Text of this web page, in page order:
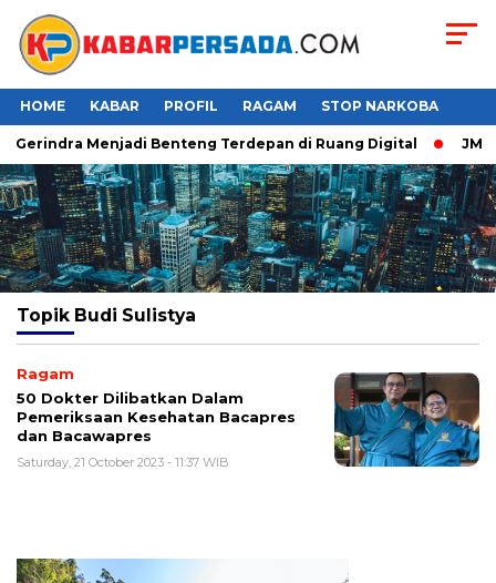
HOME KABAR PROFIL RAGAM STOP NARKOBA
Gerindra Menjadi Benteng Terdepan di Ruang Digital
Topik Budi Sulistya
Ragam
50 Dokter Dilibatkan Dalam
Pemeriksaan Kesehatan Bacapres
dan Bacawapres
Saturday, 21 October 2023 - 11:37 WIB